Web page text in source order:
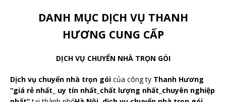
DANH MỤC DỊCH VỤ THANH
HƯƠNG CUNG CẤP
DỊCH VỤ CHUYỂN NHÀ TRỌN GÓI
Dịch vụ chuyển nhà trọn gói của công ty Thanh Hương
“giá rẻ nhất_ uy tín nhất_chất lượng nhất_chuyên nghiệp